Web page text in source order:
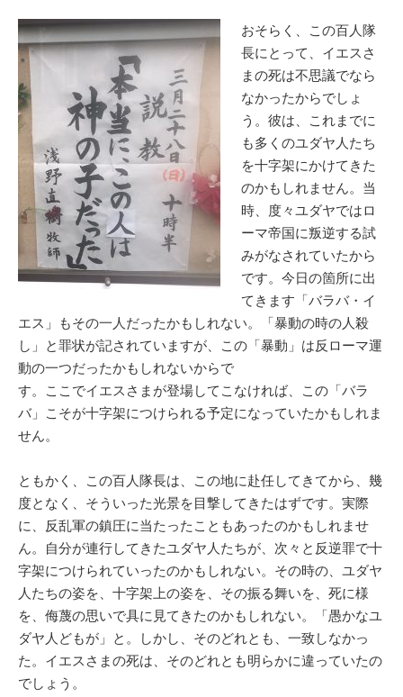
おそらく、この百人隊
長にとって、イエスさ
まの死は不思議でなら
なかったからでしょ
う。彼は、これまでに
も多くのユダヤ人たち
を十字架にかけてきた
のかもしれません。当
時、度々ユダヤではロ
ーマ帝国に叛逆する試
みがなされていたから
です。今日の箇所に出
てきます「バラバ・イ
エス」もその一人だったかもしれない。「暴動の時の人殺
し」と罪状が記されていますが、この「暴動」は反ローマ運
動の一つだったかもしれないからで
す。ここでイエスさまが登場してこなければ、この「バラ
バ」こそが十字架につけられる予定になっていたかもしれま
せん。
ともかく、この百人隊長は、この地に赴任してきてから、幾
度となく、そういった光景を目撃してきたはずです。実際
に、反乱軍の鎮圧に当たったこともあったのかもしれませ
ん。自分が連行してきたユダヤ人たちが、次々と反逆罪で十
字架につけられていったのかもしれない。その時の、ユダヤ
人たちの姿を、十字架上の姿を、その振る舞いを、死に様
を、侮蔑の思いで具に見てきたのかもしれない。「愚かなユ
ダヤ人どもが」と。しかし、そのどれとも、一致しなかっ
た。イエスさまの死は、そのどれとも明らかに違っていたの
でしょう。